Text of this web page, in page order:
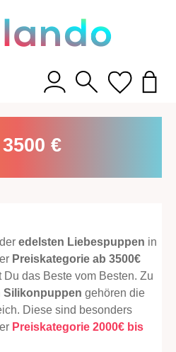
€
edelsten Liebespuppen in
Preiskategorie ab 3500€
das Beste vom Besten. Zu
Silikonpuppen gehören die
Diese sind besonders
Preiskategorie 2000€ bis